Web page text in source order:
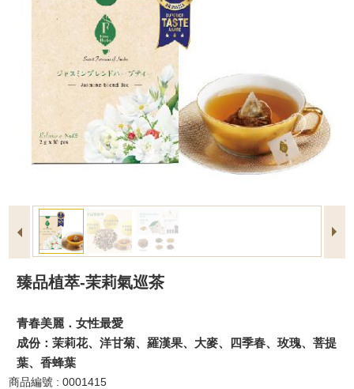
臻品植萃-茉莉氣巡茶
青春美麗．女性最愛
成份：茉莉花、洋甘菊、羅漢果、大麥、四季春、玫瑰、菩提
葉、香蜂葉
商品編號 : 0001415